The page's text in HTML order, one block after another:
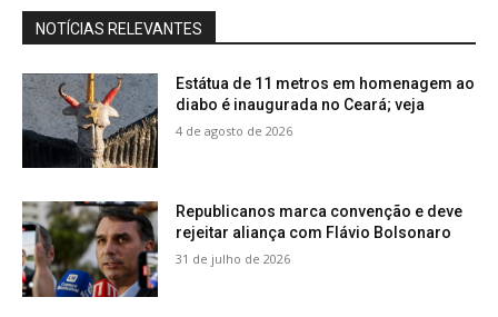
NOTÍCIAS RELEVANTES
Estátua de 11 metros em homenagem ao
diabo é inaugurada no Ceará; veja
4 de agosto de 2026
Republicanos marca convenção e deve
rejeitar aliança com Flávio Bolsonaro
31 de julho de 2026